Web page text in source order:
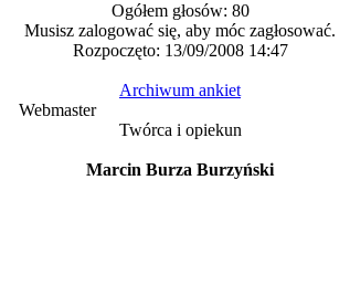
Ogółem głosów: 80
Musisz zalogować się, aby móc zagłosować.
Rozpoczęto: 13/09/2008 14:47
Archiwum ankiet
Webmaster
Twórca i opiekun
Marcin Burza Burzyński